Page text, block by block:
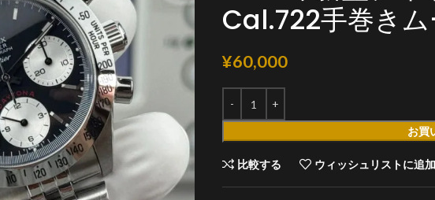
Cal.722手巻き
¥60,000
お買
比較する ウィッシュリストに追